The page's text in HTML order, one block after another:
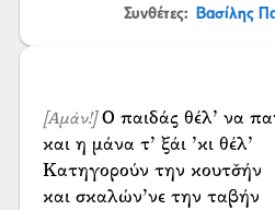
Συνθέτες: Βασίλης
[Αμάν!]Ο παιδάς θέλ’ να
και η μάνα τ’ ξάι ’κι θέλ’
Κατηγορούν την κουτσ̌ήν
και σκαλών’νε την ταβήν